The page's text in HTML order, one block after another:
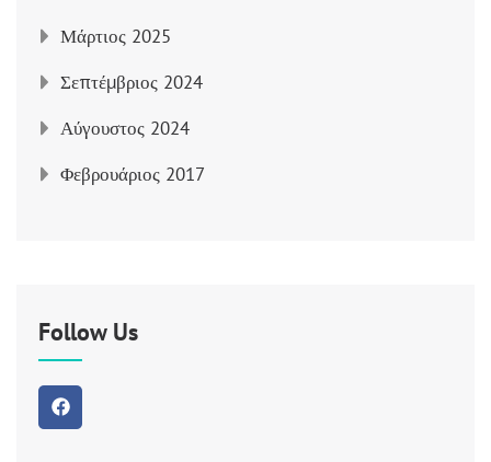
Μάρτιος 2025
Σεπτέμβριος 2024
Αύγουστος 2024
Φεβρουάριος 2017
Follow Us